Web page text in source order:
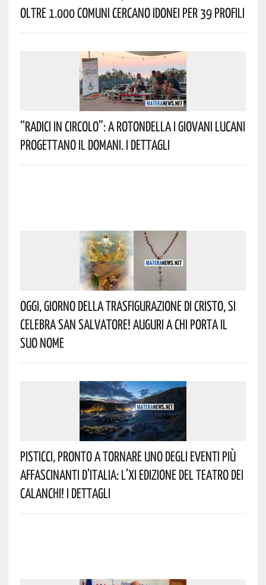
Oltre 1.000 Comuni Cercano Idonei Per 39 Profili
“Radici In Circolo”: A Rotondella I Giovani Lucani
Progettano Il Domani. I Dettagli
Oggi, Giorno Della Trasfigurazione Di Cristo, Si
Celebra San Salvatore! Auguri A Chi Porta Il
Suo Nome
Pisticci, Pronto A Tornare Uno Degli Eventi Più
Affascinanti D’Italia: L’XI Edizione Del Teatro Dei
Calanchi! I Dettagli